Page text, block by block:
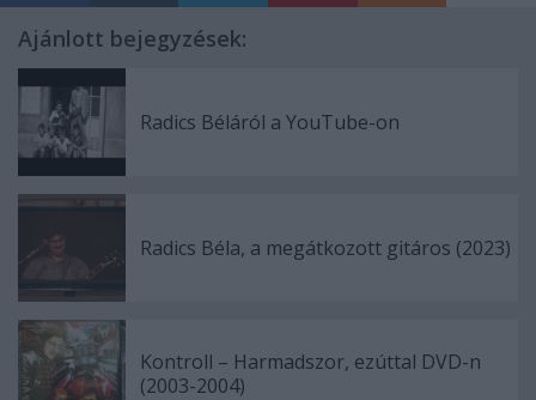
Ajánlott bejegyzések:
Radics Béláról a YouTube-on
Radics Béla, a megátkozott gitáros (2023)
Kontroll – Harmadszor, ezúttal DVD-n
(2003-2004)